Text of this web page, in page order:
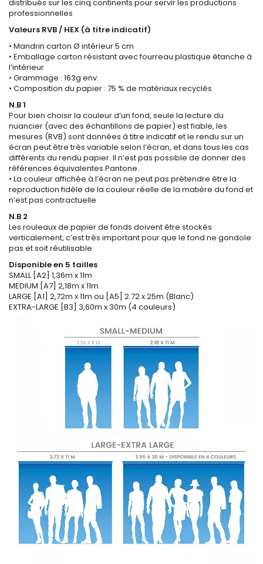
distribués sur les cinq continents pour servir les productions
professionnelles
Valeurs RVB / HEX (à titre indicatif)
• Mandrin carton Ø intérieur 5 cm
• Emballage carton résistant avec fourreau plastique étanche à
l’intérieur
• Grammage : 163g env.
• Composition du papier : 75 % de matériaux recyclés
N.B 1
Pour bien choisir la couleur d’un fond, seule la lecture du
nuancier (avec des échantillons de papier) est fiable, les
mesures (RVB) sont données à titre indicatif et le rendu sur un
écran peut être très variable selon l’écran, et dans tous les cas
différents du rendu papier. Il n’est pas possible de donner des
références équivalentes Pantone.
• La couleur affichée à l’écran ne peut pas prétendre être la
reproduction fidèle de la couleur réelle de la matière du fond et
n’est pas contractuelle
N.B 2
Les rouleaux de papier de fonds doivent être stockés
verticalement, c’est très important pour que le fond ne gondole
pas et soit réutilisable
Disponible en 5 tailles
SMALL [A2] 1,36m x 11m
MEDIUM [A7] 2,18m x 11m
LARGE [A1] 2,72m x 11m ou [A5] 2.72 x 25m (Blanc)
EXTRA-LARGE [B3] 3,60m x 30m (4 couleurs)